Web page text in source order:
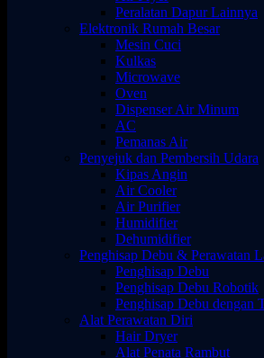
Peralatan Dapur Lainnya
Elektronik Rumah Besar
Mesin Cuci
Kulkas
Microwave
Oven
Dispenser Air Minum
AC
Pemanas Air
Penyejuk dan Pembersih Udara
Kipas Angin
Air Cooler
Air Purifier
Humidifier
Dehumidifier
Penghisap Debu & Perawatan
Penghisap Debu
Penghisap Debu Robotik
Penghisap Debu dengan
Alat Perawatan Diri
Hair Dryer
Alat Penata Rambut